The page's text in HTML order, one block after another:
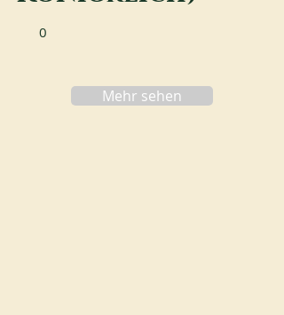
0
Mehr sehen